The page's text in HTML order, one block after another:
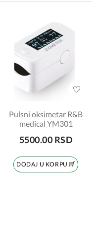
Pulsni oksimetar R&B
medical YM301
5500.00 RSD
DODAJ U KORPU